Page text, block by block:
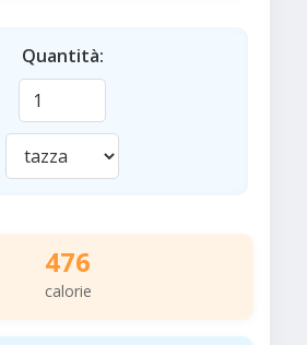
Quantità:
476
calorie